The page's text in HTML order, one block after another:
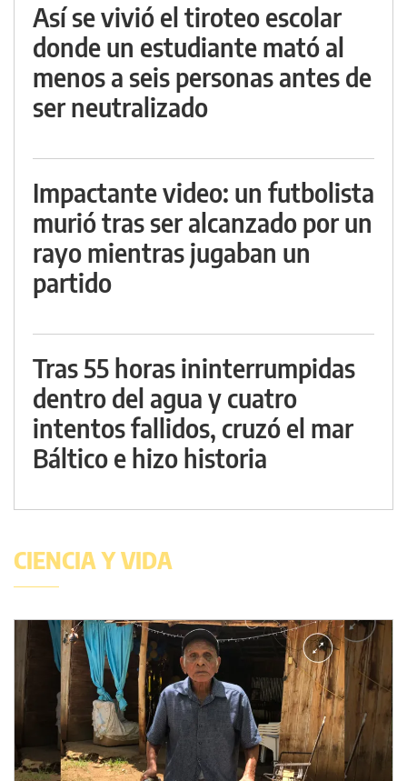
Así se vivió el tiroteo escolar
donde un estudiante mató al
menos a seis personas antes de
ser neutralizado
Impactante video: un futbolista
murió tras ser alcanzado por un
rayo mientras jugaban un
partido
Tras 55 horas ininterrumpidas
dentro del agua y cuatro
intentos fallidos, cruzó el mar
Báltico e hizo historia
CIENCIA Y VIDA